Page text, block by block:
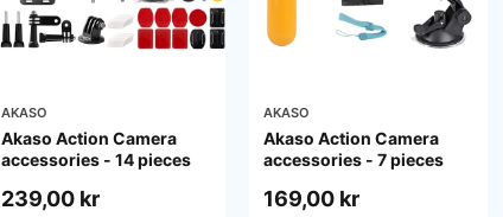
AKASO
Akaso Action Camera
accessories - 14 pieces
239,00 kr
AKASO
Akaso Action Camera
accessories - 7 pieces
169,00 kr